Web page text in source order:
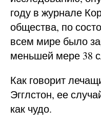
году в журнале
общества, по
всем мире было
меньшей мере 38
Как говорит
Эгглстон, ее
как чудо.